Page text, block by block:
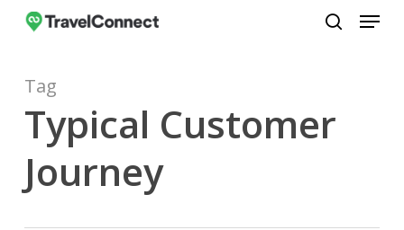
Skip
content
Menu
Tag
Typical Customer
Journey